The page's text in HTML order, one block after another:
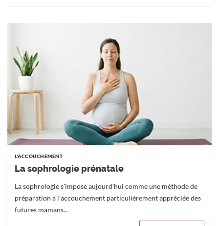
L'ACCOUCHEMENT
La sophrologie prénatale
La sophrologie s'impose aujourd'hui comme une méthode de
préparation à l'accouchement particulièrement appréciée des
futures mamans...